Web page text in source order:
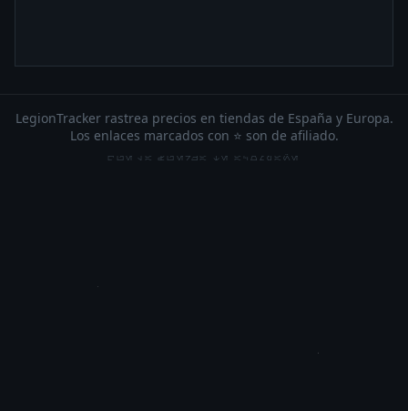
LegionTracker rastrea precios en tiendas de España y Europa.
Los enlaces marcados con ⭐ son de afiliado.
QUE LA FUERZA TE ACOMPAÑE